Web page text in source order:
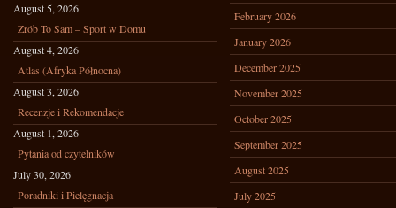
August 5, 2026
Zrób To Sam – Sport w Domu
August 4, 2026
Atlas (Afryka Północna)
August 3, 2026
Recenzje i Rekomendacje
August 1, 2026
Pytania od czytelników
July 30, 2026
Poradniki i Pielęgnacja
February 2026
January 2026
December 2025
November 2025
October 2025
September 2025
August 2025
July 2025